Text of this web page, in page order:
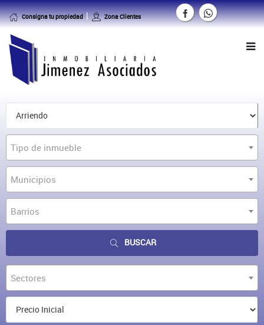
Consigna tu propiedad Zona Clientes
Tipo de inmueble
Municipios
Barrios
BUSCAR
Sectores